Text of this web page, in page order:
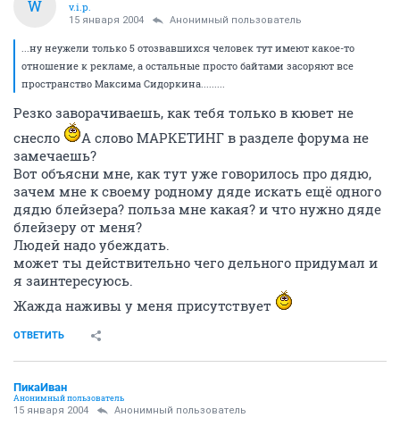
W v.i.p.
15 января 2004 Анонимный пользователь
...ну неужели только 5 отозвавшихся человек тут имеют какое-то
отношение к рекламе, а остальные просто байтами засоряют все
пространство Максима Сидоркина.........
Резко заворачиваешь, как тебя только в кювет не
снесло
А слово МАРКЕТИНГ в разделе форума не
замечаешь?
Вот объясни мне, как тут уже говорилось про дядю,
зачем мне к своему родному дяде искать ещё одного
дядю блейзера? польза мне какая? и что нужно дяде
блейзеру от меня?
Людей надо убеждать.
может ты действительно чего дельного придумал и
я заинтересуюсь.
Жажда наживы у меня присутствует
ОТВЕТИТЬ
ПикаИван
Анонимный пользователь
15 января 2004 Анонимный пользователь